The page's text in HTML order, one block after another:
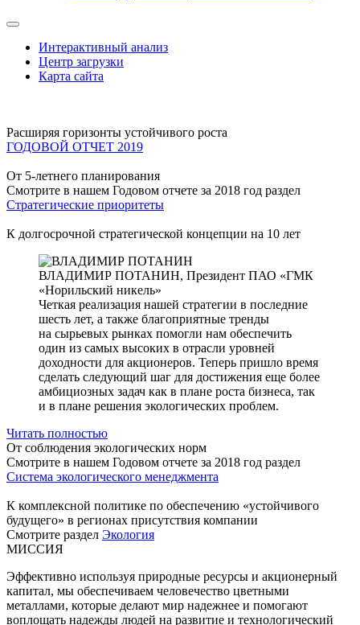
Интерактивный анализ
Центр загрузки
Карта сайта
Расширяя горизонты устойчивого роста
ГОДОВОЙ ОТЧЕТ 2019
От 5-летнего планирования
Смотрите в нашем Годовом отчете за 2018 год раздел
Стратегические приоритеты
К долгосрочной стратегической концепции на 10 лет
ВЛАДИМИР ПОТАНИН, Президент ПАО «ГМК
«Норильский никель»
Четкая реализация нашей стратегии в последние
шесть лет, а также благоприятные тренды
на сырьевых рынках помогли нам обеспечить
один из самых высоких в отрасли уровней
доходности для акционеров. Теперь пришло время
сделать следующий шаг для достижения еще более
амбициозных задач как в плане роста бизнеса, так
и в плане решения экологических проблем.
Читать полностью
От соблюдения экологических норм
Смотрите в нашем Годовом отчете за 2018 год раздел
Система экологического менеджмента
К комплексной политике по обеспечению «устойчивого
будущего» в регионах присутствия компании
Смотрите раздел Экология
МИССИЯ
Эффективно используя природные ресурсы и акционерный
капитал, мы обеспечиваем человечество цветными
металлами, которые делают мир надежнее и помогают
воплощать надежды людей на развитие и технологический